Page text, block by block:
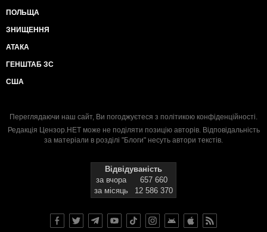
ПОЛЬЩА
ЗНИЩЕННЯ
АТАКА
ГЕНШТАБ ЗС
США
Переглядаючи наш сайт, Ви погоджуєтеся з політикою конфіденційності.
Редакція Цензор.НЕТ може не поділяти позицію авторів. Відповідальність
за матеріали в розділі "Блоги" несуть автори текстів.
Відвідуваність
за вчора
657 660
за місяць
12 586 370